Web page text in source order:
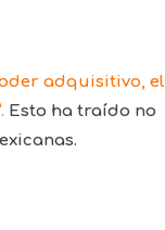
adquisitivo, el
Esto ha traído no